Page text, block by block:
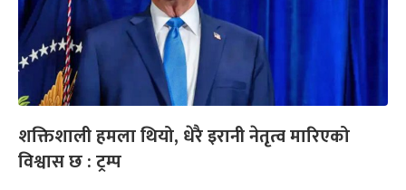
शक्तिशाली हमला थियो, धेरै इरानी नेतृत्व मारिएको
विश्वास छ : ट्रम्प